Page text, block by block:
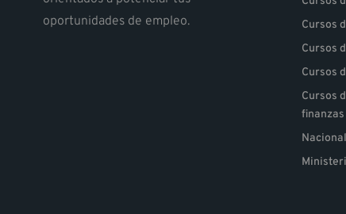
oportunidades de empleo.
Cursos
Cursos
Cursos
Cursos
finanzas